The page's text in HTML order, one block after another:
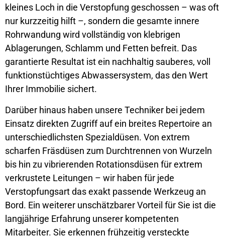
kleines Loch in die Verstopfung geschossen – was oft
nur kurzzeitig hilft –, sondern die gesamte innere
Rohrwandung wird vollständig von klebrigen
Ablagerungen, Schlamm und Fetten befreit. Das
garantierte Resultat ist ein nachhaltig sauberes, voll
funktionstüchtiges Abwassersystem, das den Wert
Ihrer Immobilie sichert.
Darüber hinaus haben unsere Techniker bei jedem
Einsatz direkten Zugriff auf ein breites Repertoire an
unterschiedlichsten Spezialdüsen. Von extrem
scharfen Fräsdüsen zum Durchtrennen von Wurzeln
bis hin zu vibrierenden Rotationsdüsen für extrem
verkrustete Leitungen – wir haben für jede
Verstopfungsart das exakt passende Werkzeug an
Bord. Ein weiterer unschätzbarer Vorteil für Sie ist die
langjährige Erfahrung unserer kompetenten
Mitarbeiter. Sie erkennen frühzeitig versteckte